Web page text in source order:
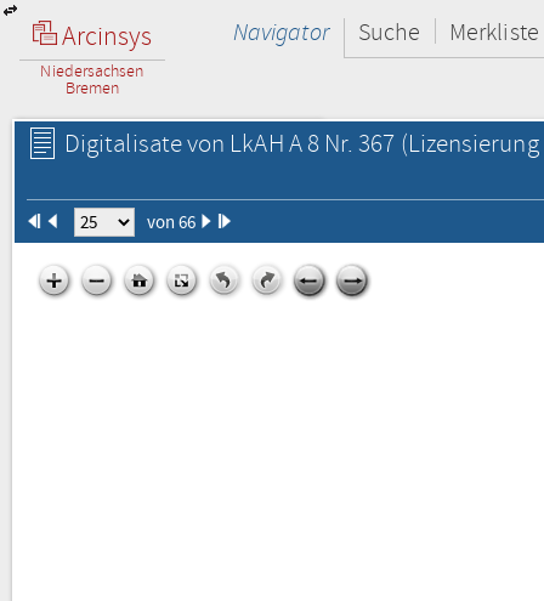
Arcinsys
Niedersachsen
Bremen
Navigator Suche Merkliste
Digitalisate von LkAH A 8 Nr. 367
von 66